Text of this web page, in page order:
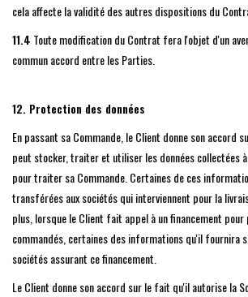
cela affecte la validité des autres dispositions du
11.4 Toute modification du Contrat fera l'objet d'un
commun accord entre les Parties.
12. Protection des données
En passant sa Commande, le Client donne son accord
peut stocker, traiter et utiliser les données collectées
pour traiter sa Commande. Certaines de ces
transférées aux sociétés qui interviennent pour la
plus, lorsque le Client fait appel à un financement
commandés, certaines des informations qu'il fournira
sociétés assurant ce financement.
Le Client donne son accord sur le fait qu'il autorise la